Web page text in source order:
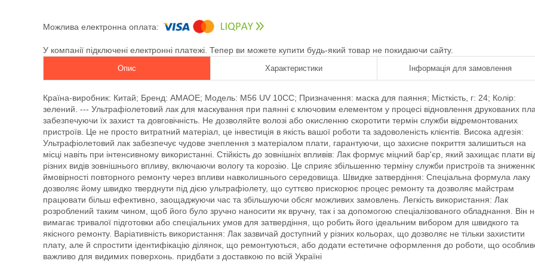
У компанії підключені електронні платежі. Тепер ви можете купити будь-який товар не покидаючи сайту.
Опис Характеристики Інформація для замовлення
Країна-виробник: Китай; Бренд: AMAOE; Модель: M56 UV 10CC; Призначення: маска для паяння; Місткість, г: 24; Колір:
зелений. --- Ультрафіолетовий лак для маскування при паянні є ключовим елементом у процесі відновлення друкованих
забезпечуючи їх захист та довговічність. Не дозволяйте волозі або окисленню скоротити термін служби відремонтованих
пристроїв. Це не просто витратний матеріал, це інвестиція в якість вашої роботи та задоволеність клієнтів. Висока адгезія:
Ультрафіолетовий лак забезпечує чудове зчеплення з матеріалом плати, гарантуючи, що захисне покриття залишиться на
місці навіть при інтенсивному використанні. Стійкість до зовнішніх впливів: Лак формує міцний бар'єр, який захищає плати
різних видів зовнішнього впливу, включаючи вологу та корозію. Це сприяє збільшенню терміну служби пристроїв та
ймовірності повторного ремонту через впливи навколишнього середовища. Швидке затвердіння: Спеціальна формула лаку
дозволяє йому швидко тверднути під дією ультрафіолету, що суттєво прискорює процес ремонту та дозволяє майстрам
працювати більш ефективно, заощаджуючи час та збільшуючи обсяг можливих замовлень. Легкість використання: Лак
розроблений таким чином, щоб його було зручно наносити як вручну, так і за допомогою спеціалізованого обладнання. Він
вимагає тривалої підготовки або спеціальних умов для затвердіння, що робить його ідеальним вибором для швидкого та
якісного ремонту. Варіативність використання: Лак зазвичай доступний у різних кольорах, що дозволяє не тільки захистити
плату, але й спростити ідентифікацію ділянок, що ремонтуються, або додати естетичне оформлення до роботи, що
важливо для видимих поверхонь. придбати з доставкою по всій Україні